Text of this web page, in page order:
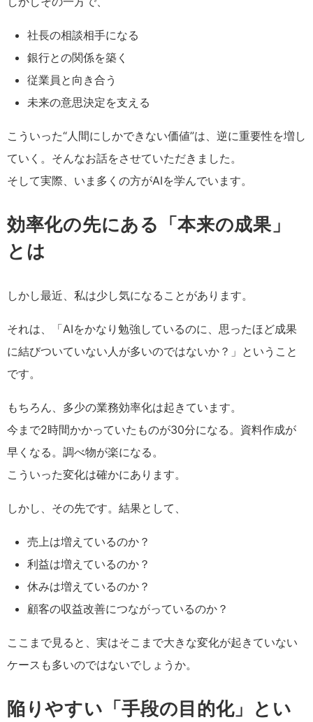
社長の相談相手になる
銀行との関係を築く
従業員と向き合う
未来の意思決定を支える
こういった“人間にしかできない価値”は、逆に重要性を増し
ていく。 そんなお話をさせていただきました。
そして実際、いま多くの方がAIを学んでいます。
効率化の先にある「本来の成果」
とは
しかし最近、私は少し気になることがあります。
それは、
「AIをかなり勉強しているのに、思ったほど成果
に結びついていない人が多いのではないか？」ということ
です。
もちろん、多少の業務効率化は起きています。
今まで2時間かかっていたものが30分になる。 資料作成が
早くなる。 調べ物が楽になる。
こういった変化は確かにあります。
しかし、その先です。 結果として、
売上は増えているのか？
利益は増えているのか？
休みは増えているのか？
顧客の収益改善につながっているのか？
ここまで見ると、実はそこまで大きな変化が起きていない
ケースも多いのではないでしょうか。
陥りやすい「手段の目的化」とい